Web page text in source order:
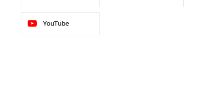
YouTube